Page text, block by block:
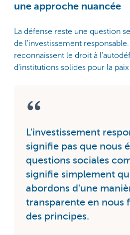
une approche nuancée
La défense reste une question
de l'investissement
reconnaissent le droit à
d'institutions solides pour la
L'investissement
signifie pas que nous
questions sociales
signifie simplement
abordons d'une
transparente en nous
des principes.